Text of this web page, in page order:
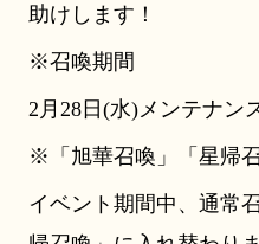
助けします！
※召喚期間
2月28日(水)メンテナン
※「旭華召喚」「星帰
イベント期間中、通常